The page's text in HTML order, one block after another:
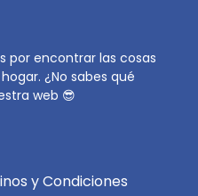
por encontrar las cosas
¿No sabes qué
web 😎
y Condiciones